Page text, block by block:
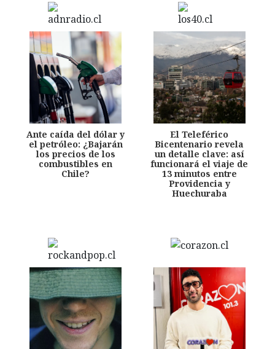
Ante caída del dólar y
el petróleo: ¿Bajarán
los precios de los
combustibles en
Chile?
El Teleférico
Bicentenario revela
un detalle clave: así
funcionará el viaje de
13 minutos entre
Providencia y
Huechuraba